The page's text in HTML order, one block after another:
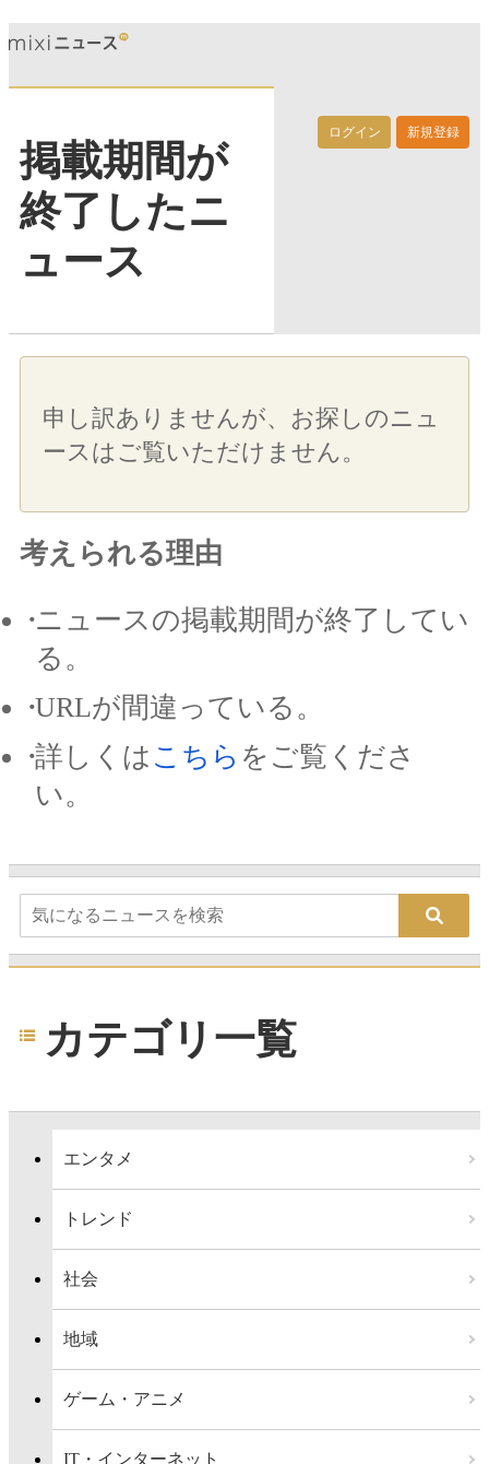
ログイン 新規登録
掲載期間が
終了したニ
ュース
申し訳ありませんが、お探しのニュ
ースはご覧いただけません。
考えられる理由
ニュースの掲載期間が終了してい
る。
URLが間違っている。
詳しくは こちら をご覧くださ
い。
カテゴリ一覧
エンタメ
トレンド
社会
地域
ゲーム・アニメ
IT・インターネット